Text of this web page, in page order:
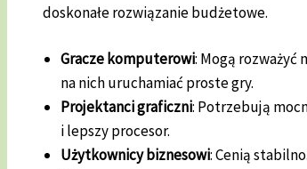
doskonałe rozwiązanie budżetowe.
Gracze komputerowi: Mogą
na nich uruchamiać proste gry.
Projektanci graficzni: Potrzebują
i lepszy procesor.
Użytkownicy biznesowi: Cenią